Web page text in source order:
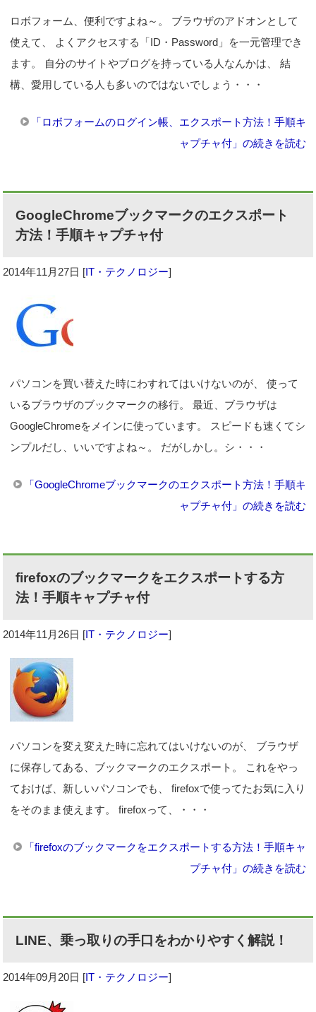
ロボフォーム、便利ですよね～。 ブラウザのアドオンとして
使えて、 よくアクセスする「ID・Password」を一元管理でき
ます。 自分のサイトやブログを持っている人なんかは、 結
構、愛用している人も多いのではないでしょう・・・
「ロボフォームのログイン帳、エクスポート方法！手順キ
ャプチャ付」の続きを読む
GoogleChromeブックマークのエクスポート
方法！手順キャプチャ付
2014年11月27日 [IT・テクノロジー]
パソコンを買い替えた時にわすれてはいけないのが、 使って
いるブラウザのブックマークの移行。 最近、ブラウザは
GoogleChromeをメインに使っています。 スピードも速くてシ
ンプルだし、いいですよね～。 だがしかし。シ・・・
「GoogleChromeブックマークのエクスポート方法！手順キ
ャプチャ付」の続きを読む
firefoxのブックマークをエクスポートする方
法！手順キャプチャ付
2014年11月26日 [IT・テクノロジー]
パソコンを変え変えた時に忘れてはいけないのが、 ブラウザ
に保存してある、ブックマークのエクスポート。 これをやっ
ておけば、新しいパソコンでも、 firefoxで使ってたお気に入り
をそのまま使えます。 firefoxって、・・・
「firefoxのブックマークをエクスポートする方法！手順キャ
プチャ付」の続きを読む
LINE、乗っ取りの手口をわかりやすく解説！
2014年09月20日 [IT・テクノロジー]